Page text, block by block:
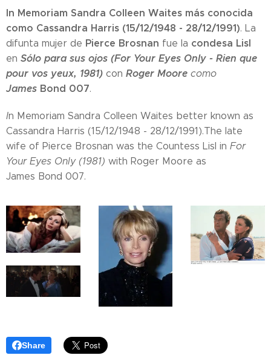
In Memoriam Sandra Colleen Waites más conocida
como Cassandra Harris (15/12/1948 - 28/12/1991). La
difunta mujer de Pierce Brosnan fue la condesa Lisl
en Sólo para sus ojos (For Your Eyes Only - Rien que
pour vos yeux, 1981) con Roger Moore como
James Bond 007.
In Memoriam Sandra Colleen Waites better known as
Cassandra Harris (15/12/1948 - 28/12/1991).The late
wife of Pierce Brosnan was the Countess Lisl in For
Your Eyes Only (1981) with Roger Moore as
James Bond 007.
Share